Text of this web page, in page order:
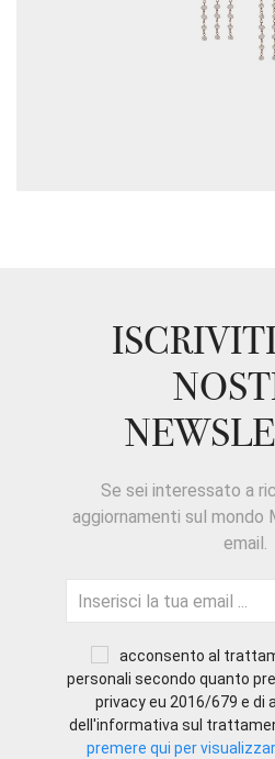
Se sei interessato a
aggiornamenti sul mondo
email.
acconsento al
personali secondo quanto
privacy eu 2016/679 e di
dell'informativa sul
premere qui per